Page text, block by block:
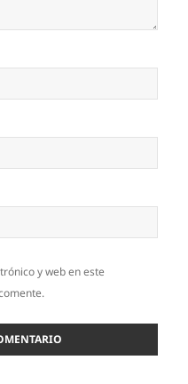
y web en este